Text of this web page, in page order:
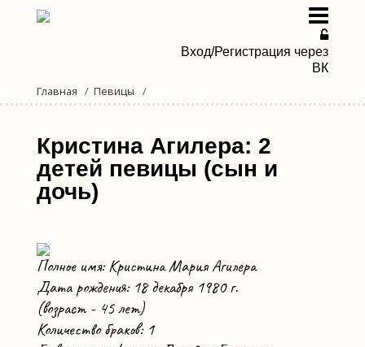
Вход/Регистрация через
ВК
Певицы
Певцы
Дуэты и группы
Мы в Дзене
Главная Певицы
Кристина Агилера: 2
детей певицы (сын и
дочь)
Полное имя: Кристина Мария Агилера
Дата рождения: 18 декабря 1980 г.
(возраст - 45 лет)
Количество браков: 1